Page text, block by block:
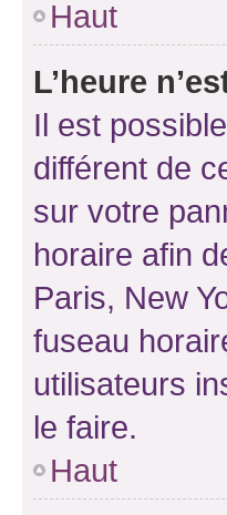
Haut
L’heure
Il est
différent de
sur votre
horaire afin
Paris, New
fuseau
utilisateurs
le faire.
Haut